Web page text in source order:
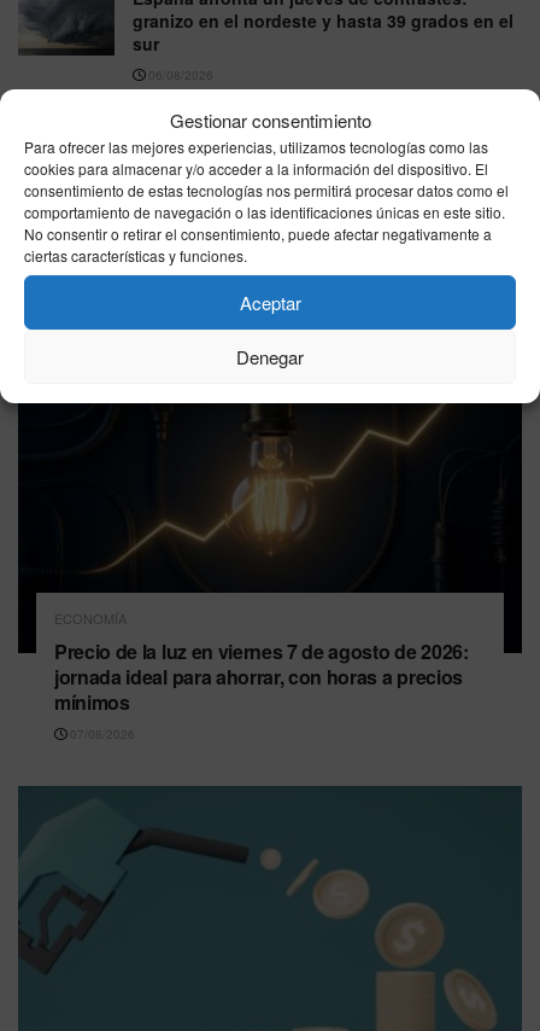
Gestionar consentimiento
Para ofrecer las mejores experiencias, utilizamos tecnologías como las
cookies para almacenar y/o acceder a la información del dispositivo. El
consentimiento de estas tecnologías nos permitirá procesar datos como el
comportamiento de navegación o las identificaciones únicas en este sitio.
No consentir o retirar el consentimiento, puede afectar negativamente a
ciertas características y funciones.
Aceptar
Denegar
granizo en el nordeste y hasta 39 grados en el
sur
06/08/2026
VER MÁS
Última hora
ECONOMÍA
Precio de la luz en viernes 7 de agosto de 2026:
jornada ideal para ahorrar, con horas a precios
mínimos
07/08/2026